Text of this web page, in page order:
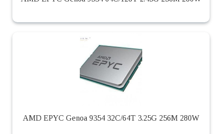
AMD EPYC Genoa 9354 32C/64T 3.25G 256M 280W